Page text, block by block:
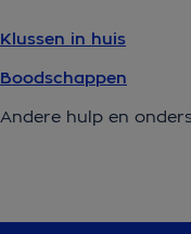
Klussen in huis
Boodschappen
Andere hulp en